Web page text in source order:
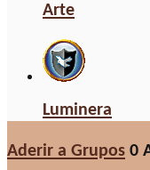
Arte
Luminera
Aderir a Grupos 0